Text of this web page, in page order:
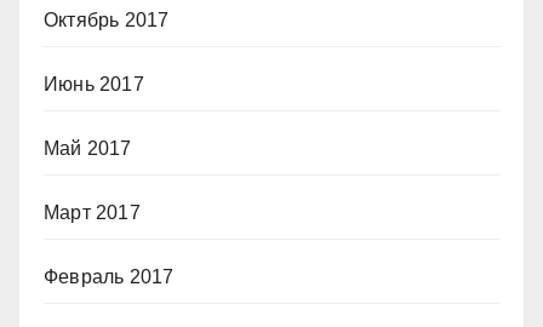
Октябрь 2017
Июнь 2017
Май 2017
Март 2017
Февраль 2017